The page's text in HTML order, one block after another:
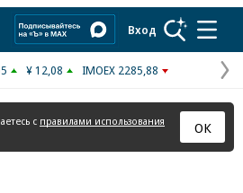
Вход
¥ 12,08 IMOEX 2285,88
с правилами использования
ОК